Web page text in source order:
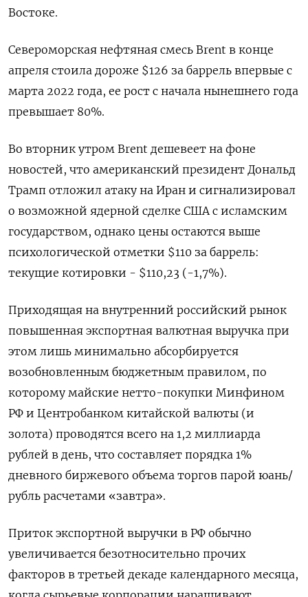
Востоке.
Североморская нефтяная смесь Brent в конце
апреля стоила дороже $126 за баррель впервые с
марта 2022 года, ее рост с начала нынешнего года
превышает 80%.
Во вторник утром Brent дешевеет на фоне
новостей, что американский президент Дональд
Трамп отложил атаку на Иран и сигнализировал
о возможной ядерной сделке США с исламским
государством, однако цены остаются выше
психологической отметки $110 за баррель:
текущие котировки - $110,23 (-1,7%).
Приходящая на внутренний российский ​рынок
повышенная экспортная валютная выручка при
этом ⁠лишь минимально абсорбируется
возобновленным бюджетным правилом, по
которому майские нетто-покупки Минфином
РФ и Центробанком китайской валюты (и
золота) проводятся всего на 1,2 миллиарда
рублей в день, что составляет порядка 1%
‌дневного биржевого объема торгов парой юань/
рубль расчетами «завтра».
Приток экспортной выручки в РФ обычно
увеличивается безотносительно прочих
факторов в третьей декаде календарного ‌месяца,